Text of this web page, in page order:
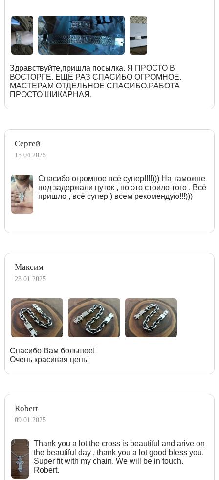
Здравствуйте,пришла посылка. Я ПРОСТО В
ВОСТОРГЕ. ЕЩЁ РАЗ СПАСИБО ОГРОМНОЕ.
МАСТЕРАМ ОТДЕЛЬНОЕ СПАСИБО,РАБОТА
ПРОСТО ШИКАРНАЯ.
Сергей
15.04.2025
Спасибо огромное всё супер!!!!))) На таможне
под задержали цуток , но это стоило того . Всё
пришло , всё супер!) всем рекомендую!!!)))
Максим
23.01.2025
Спасибо Вам большое!
Очень красивая цепь!
Robert
09.01.2025
Тhank you a lot the cross is beautiful and arive on
the beautiful day , thank you a lot good bless you.
Super fit with my chain. We will be in touch.
Robert.